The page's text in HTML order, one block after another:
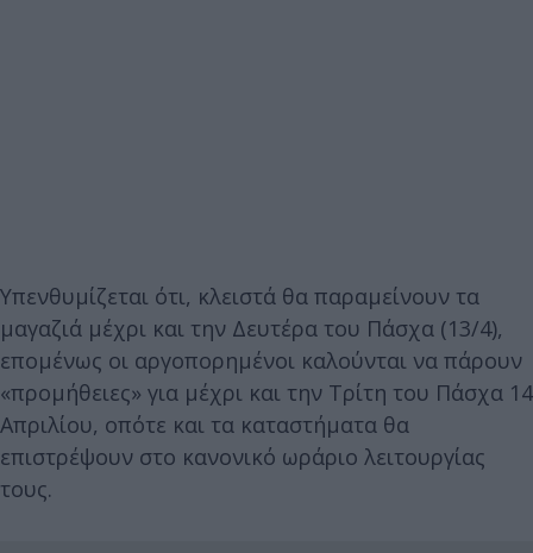
Υπενθυμίζεται ότι, κλειστά θα παραμείνουν τα
μαγαζιά μέχρι και την Δευτέρα του Πάσχα (13/4),
επομένως οι αργοπορημένοι καλούνται να πάρουν
«προμήθειες» για μέχρι και την Τρίτη του Πάσχα 14
Απριλίου, οπότε και τα καταστήματα θα
επιστρέψουν στο κανονικό ωράριο λειτουργίας
τους.